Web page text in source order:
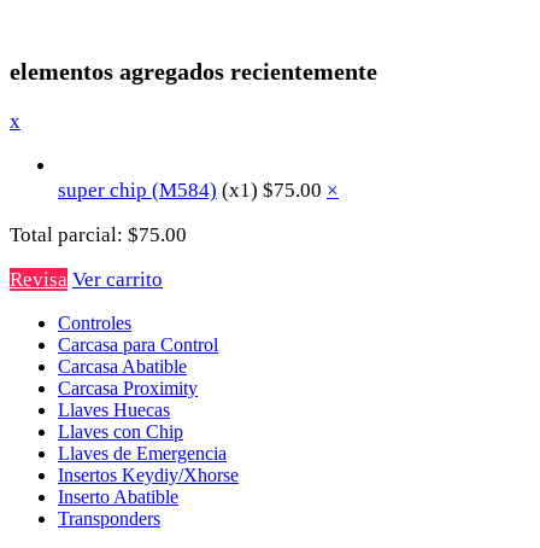
elementos agregados recientemente
x
super chip (M584) (x1) $75.00 ×
Total parcial: $75.00
Revisa Ver carrito
Controles
Carcasa para Control
Carcasa Abatible
Carcasa Proximity
Llaves Huecas
Llaves con Chip
Llaves de Emergencia
Insertos Keydiy/Xhorse
Inserto Abatible
Transponders